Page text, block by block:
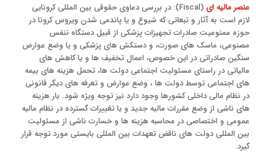
عنصر مالیه ای
(Fiscal): در بررسی دعاوی حقوقی بین المللی کرونایی
لازم است به آثار و تبعاتی که شیوع و یا پاندمی شدن ویروس کرونا در
حوزه ممنوعیت صادرات تجهیزات پزشکی از قبیل دستگاه تنفس
مصنوعی، ماسک های صورت، و دستکش های پزشکی و یا وضع عوارض
سنگین صادراتی در این خصوص، اعمال تخفیف ها و یا کاهش های
مالیاتی در راستای مسئولیت اجتماعی دولت ها، تحمل هزینه های بیمه
های اجتماعی توسط دولت ها ، وضع عوارض و تعرفه های دیگر قانونی
در نظام مالی داخلی کشورها وجود دارد نیز توجه ویژه شود. بار هزینه
های ناشی از وضع مقررات مالیه جدید و یا تغییرات گسترده در نظام مالیه
عمومی و اختصاصی در محاسبه هزینه ها و خسارت ناشی از مسئولیت
بین المللی دولت های ناقض تعهدات بین المللی بایستی مورد توجه قرار
گیرد.